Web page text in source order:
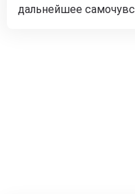
дальнейшее